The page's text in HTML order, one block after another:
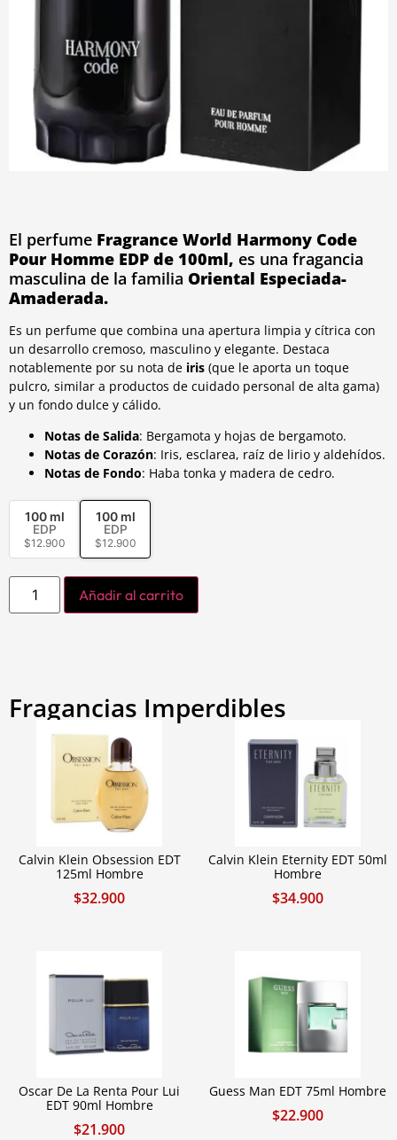
El perfume Fragrance World Harmony Code
Pour Homme EDP de 100ml, es una fragancia
masculina de la familia Oriental Especiada-
Amaderada.
Es un perfume que combina una apertura limpia y cítrica con
un desarrollo cremoso, masculino y elegante. Destaca
notablemente por su nota de iris (que le aporta un toque
pulcro, similar a productos de cuidado personal de alta gama)
y un fondo dulce y cálido.
Notas de Salida: Bergamota y hojas de bergamoto.
Notas de Corazón: Iris, esclarea, raíz de lirio y aldehídos.
Notas de Fondo: Haba tonka y madera de cedro.
100 ml
EDP
$12.900
100 ml
EDP
$12.900
Añadir al carrito
Fragancias Imperdibles
Calvin Klein Obsession EDT
125ml Hombre
$32.900
Calvin Klein Eternity EDT 50ml
Hombre
$34.900
Oscar De La Renta Pour Lui
EDT 90ml Hombre
$21.900
Guess Man EDT 75ml Hombre
$22.900